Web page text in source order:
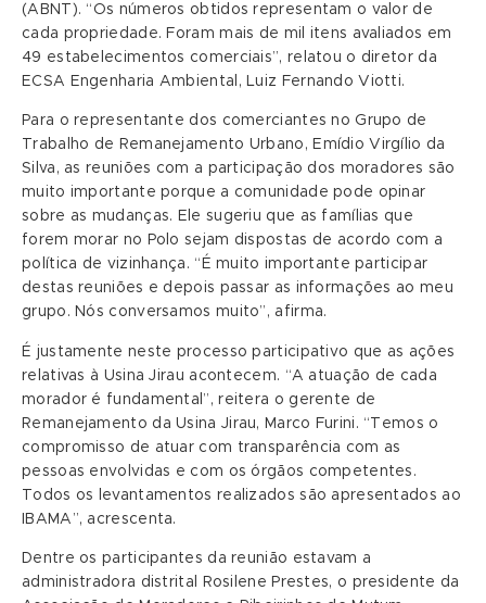
(ABNT). “Os números obtidos representam o valor de
cada propriedade. Foram mais de mil itens avaliados em
49 estabelecimentos comerciais”, relatou o diretor da
ECSA Engenharia Ambiental, Luiz Fernando Viotti.
Para o representante dos comerciantes no Grupo de
Trabalho de Remanejamento Urbano, Emídio Virgílio da
Silva, as reuniões com a participação dos moradores são
muito importante porque a comunidade pode opinar
sobre as mudanças. Ele sugeriu que as famílias que
forem morar no Polo sejam dispostas de acordo com a
política de vizinhança. “É muito importante participar
destas reuniões e depois passar as informações ao meu
grupo. Nós conversamos muito”, afirma.
É justamente neste processo participativo que as ações
relativas à Usina Jirau acontecem. “A atuação de cada
morador é fundamental”, reitera o gerente de
Remanejamento da Usina Jirau, Marco Furini. “Temos o
compromisso de atuar com transparência com as
pessoas envolvidas e com os órgãos competentes.
Todos os levantamentos realizados são apresentados ao
IBAMA”, acrescenta.
Dentre os participantes da reunião estavam a
administradora distrital Rosilene Prestes, o presidente da